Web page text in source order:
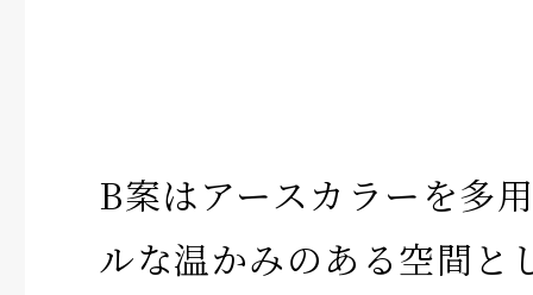
B案はアースカラーを多
ルな温かみのある空間と